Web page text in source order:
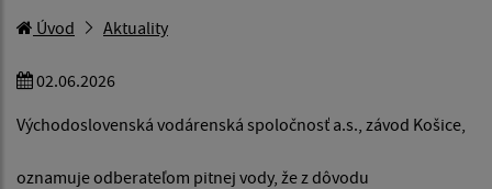
Úvod Aktuality
02.06.2026
Východoslovenská vodárenská spoločnosť a.s., závod Košice,
oznamuje odberateľom pitnej vody, že z dôvodu